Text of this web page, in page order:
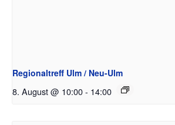
Regionaltreff Ulm / Neu-Ulm
8. August @ 10:00- 14:00